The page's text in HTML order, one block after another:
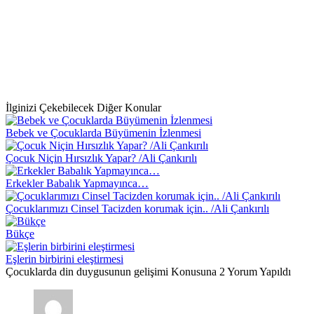
İlginizi Çekebilecek Diğer Konular
Bebek ve Çocuklarda Büyümenin İzlenmesi
Çocuk Niçin Hırsızlık Yapar? /Ali Çankırılı
Erkekler Babalık Yapmayınca…
Çocuklarımızı Cinsel Tacizden korumak için.. /Ali Çankırılı
Bükçe
Eşlerin birbirini eleştirmesi
Çocuklarda din duygusunun gelişimi Konusuna 2 Yorum Yapıldı